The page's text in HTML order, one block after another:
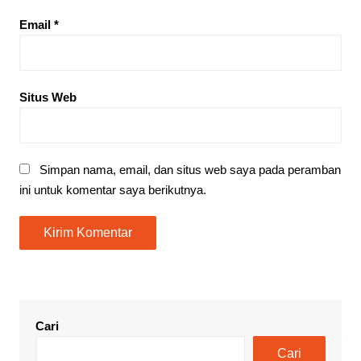
Email *
Situs Web
Simpan nama, email, dan situs web saya pada peramban
ini untuk komentar saya berikutnya.
Cari
Cari